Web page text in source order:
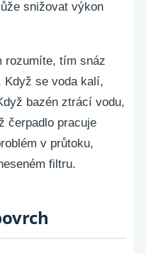
snižovat výkon
rozumíte, tím snáz
Když se voda kalí,
bazén ztrácí vodu,
čerpadlo pracuje
v průtoku,
filtru.